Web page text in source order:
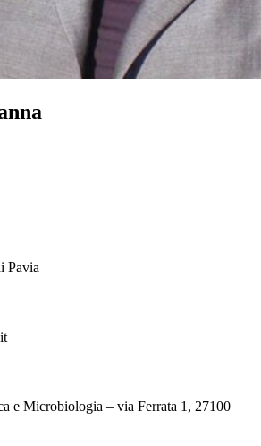
Pavia
e Microbiologia – via Ferrata 1, 27100